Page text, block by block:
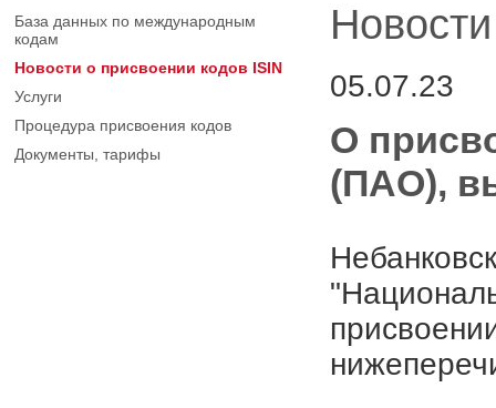
База данных по международным
кодам
Новости о присвоении кодов ISIN
Услуги
Процедура присвоения кодов
Документы, тарифы
05.07.23
О
(ПАО),